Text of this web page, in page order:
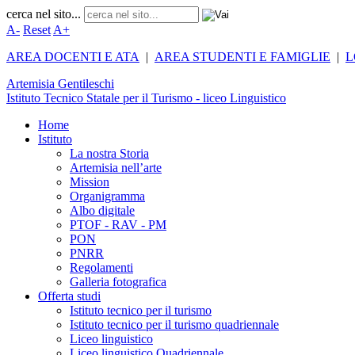
cerca nel sito...
A- Reset A+
AREA DOCENTI E ATA
| AREA STUDENTI E FAMIGLIE |
Artemisia Gentileschi
Istituto Tecnico Statale per il Turismo - liceo Linguistico
Home
Istituto
La nostra Storia
Artemisia nell’arte
Mission
Organigramma
Albo digitale
PTOF - RAV - PM
PON
PNRR
Regolamenti
Galleria fotografica
Offerta studi
Istituto tecnico per il turismo
Istituto tecnico per il turismo quadriennale
Liceo linguistico